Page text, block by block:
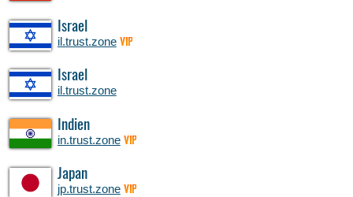
Israel
il.trust.zone VIP
Israel
il.trust.zone
Indien
in.trust.zone VIP
Japan
jp.trust.zone VIP